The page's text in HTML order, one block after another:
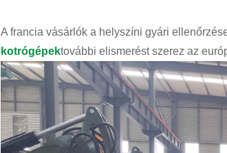
A francia vásárlók a helyszíni gyári
kotrógépektovábbi elismerést szerez az